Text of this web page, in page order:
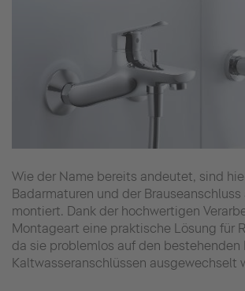
Wie der Name bereits andeutet, sind
Badarmaturen und der Brauseanschluss
montiert. Dank der hochwertigen
Montageart eine praktische Lösung für
da sie problemlos auf den bestehenden
Kaltwasseranschlüssen ausgewechselt